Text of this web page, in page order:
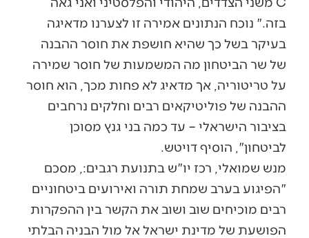
בזה." נוכח הנתונים אמירה זו לצערנו מדאיגה
בעיקר בשל כך שהיא חושפת את חוסר ההבנה
של שר הביטחון מה המשמעות של חוסר שמירה
על טריטוריה, אך מדאיג לא פחות מכך, הוא חוסר
ההבנה של פוליטיקאים רבים וחלקים נרחבים
בציבור הישראלי – עד כמה בני גנץ מסוכן
לביטחון", הוסיף דויטש.
מנש שמואלי, רכז יו"ש בתנועת רגבים:, מסכם
"הפיגוע בערב שמחת תורה ואירועים ביטחוניים
רבים מוכיחים שוב ושוב את הקשר בין ההפקרות
הפושעת של מדינת ישראל אל מול הבניה הבלתי